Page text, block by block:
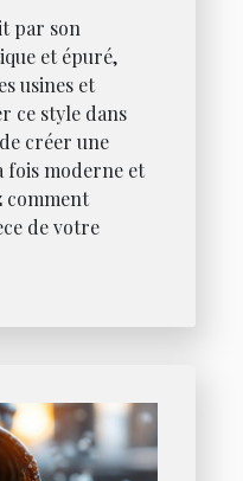
par son
et épuré,
usines et
ce style dans
créer une
fois moderne et
comment
de votre